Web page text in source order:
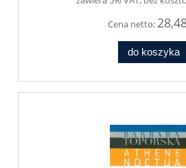
Cena netto:
do koszyka